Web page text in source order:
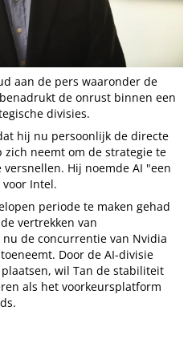
aan de pers waaronder de
de onrust binnen een
divisies.
hij nu persoonlijk de directe
zich neemt om de strategie te
Hij noemde AI "een
Intel.
periode te maken gehad
vertrekken van
de concurrentie van Nvidia
Door de AI-divisie
wil Tan de stabiliteit
als het voorkeursplatform